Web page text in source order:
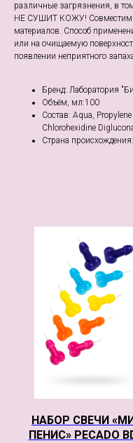
различные загрязнения, в
НЕ СУШИТ КОЖУ! Совместим
материалов. Способ
или на очищаемую
появлении неприятного
Бренд: Лаборатория
Объём, мл:100
Состав: Aqua,
Chlorohexidine
Страна
НАБОР СВЕЧИ
ПЕНИС» PECADO